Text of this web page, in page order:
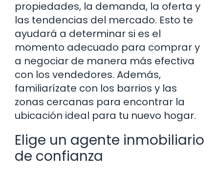
propiedades, la demanda, la oferta y
las tendencias del mercado. Esto te
ayudará a determinar si es el
momento adecuado para comprar y
a negociar de manera más efectiva
con los vendedores. Además,
familiarízate con los barrios y las
zonas cercanas para encontrar la
ubicación ideal para tu nuevo hogar.
Elige un agente inmobiliario
de confianza